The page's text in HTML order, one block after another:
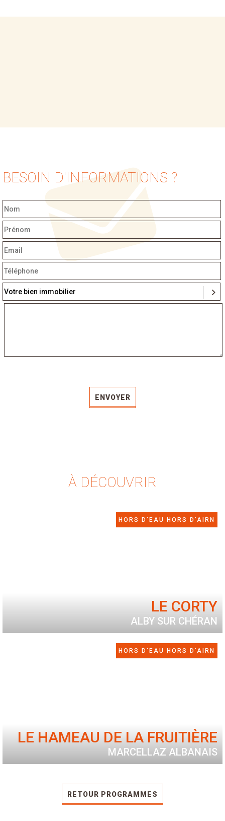
BESOIN D'INFORMATIONS ?
ENVOYER
À DÉCOUVRIR
HORS D'EAU HORS D'AIRN
LE CORTY
ALBY SUR CHÉRAN
T4 T3 T2
HORS D'EAU HORS D'AIRN
LE HAMEAU DE LA FRUITIÈRE
MARCELLAZ ALBANAIS
VILLA MITOYENNE
Villas jumelées en Ossature bois 80m2 avec Garage
RETOUR PROGRAMMES